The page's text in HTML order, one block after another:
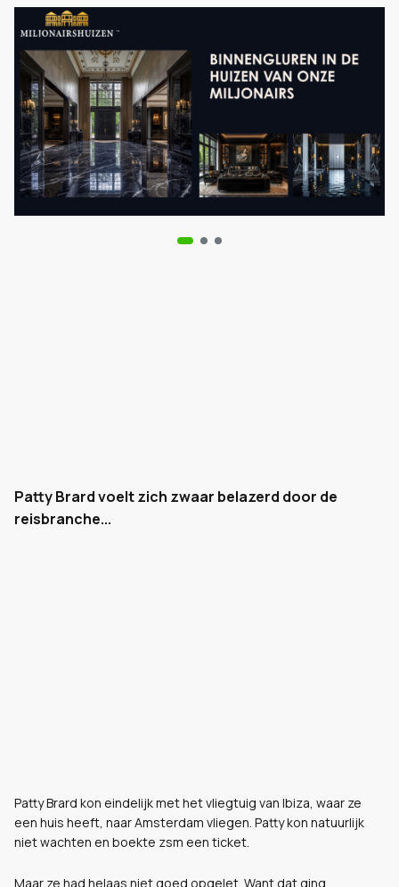
Patty Brard voelt zich zwaar belazerd door de
reisbranche...
Patty Brard kon eindelijk met het vliegtuig van Ibiza, waar ze
een huis heeft, naar Amsterdam vliegen. Patty kon natuurlijk
niet wachten en boekte zsm een ticket.
Maar ze had helaas niet goed opgelet. Want dat ging